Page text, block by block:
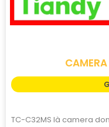
TC-C32MS là camera